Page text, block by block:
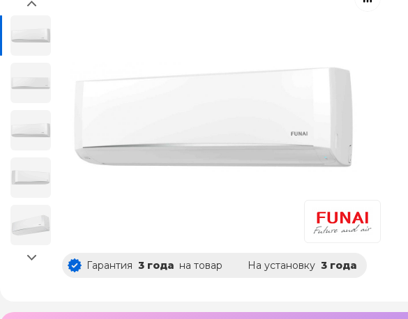
Гарантия 3 года на товар На установку 3 года